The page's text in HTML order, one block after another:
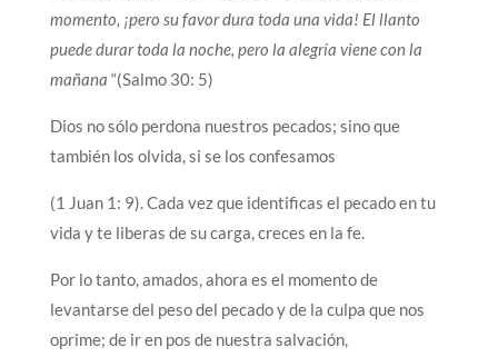
momento, ¡pero su favor dura toda una vida! El llanto
puede durar toda la noche, pero la alegría viene con la
mañana “(Salmo 30: 5)
Dios no sólo perdona nuestros pecados; sino que
también los olvida, si se los confesamos
(1 Juan 1: 9). Cada vez que identificas el pecado en tu
vida y te liberas de su carga, creces en la fe.
Por lo tanto, amados, ahora es el momento de
levantarse del peso del pecado y de la culpa que nos
oprime; de ir en pos de nuestra salvación,